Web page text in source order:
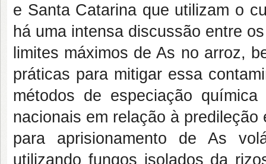
e Santa Catarina que utilizam o
há uma intensa discussão entre
limites máximos de As no arroz,
práticas para mitigar essa
métodos de especiação
nacionais em relação à
para aprisionamento de As
utilizando fungos isolados da